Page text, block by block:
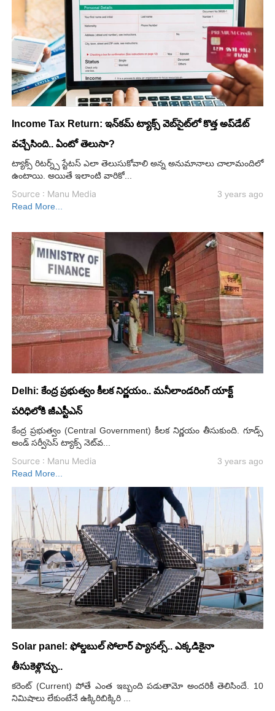
Income Tax Return: ఇన్‌కమ్‌ ట్యాక్స్‌ వెబ్‌సైట్‌లో కొత్త అప్‌డేట్‌
వచ్చేసింది.. ఏంటో తెలుసా?
ట్యాక్స్‌ రిటర్న్స్‌ స్టేటస్‌ ఎలా తెలుసుకోవాలి అన్న అనుమానాలు చాలామందిలో
ఉంటాయి. అయితే ఇలాంటి వారికో...
Source : Manu Media
3 years ago
Read More...
Delhi: కేంద్ర ప్రభుత్వం కీలక నిర్ణయం.. మనీలాండరింగ్ యాక్ట్
పరిధిలోకి జీఎస్టీఎన్
కేంద్ర ప్రభుత్వం (Central Government) కీలక నిర్ణయం తీసుకుంది. గూడ్స్
అండ్ సర్వీసెస్ ట్యాక్స్ నెట్‌వ...
Source : Manu Media
3 years ago
Read More...
Solar panel: ఫోల్డబుల్ సోలార్ ప్యానల్స్.. ఎక్కడికైనా
తీసుకెళ్లొచ్చు..
కరెంట్ (Current) పోతే ఎంత ఇబ్బంది పడుతామో అందరికీ తెలిసిందే. 10
నిమిషాలు లేకుంటేనే ఉక్కిరిబిక్కిరి ...